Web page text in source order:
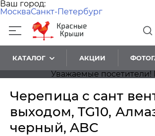
Ваш город:
МоскваСанкт-Петербург
КАТАЛОГ АКЦИИ
Уважаемые посетители!
Черепица с сант
выходом, TG10,
черный, ABC